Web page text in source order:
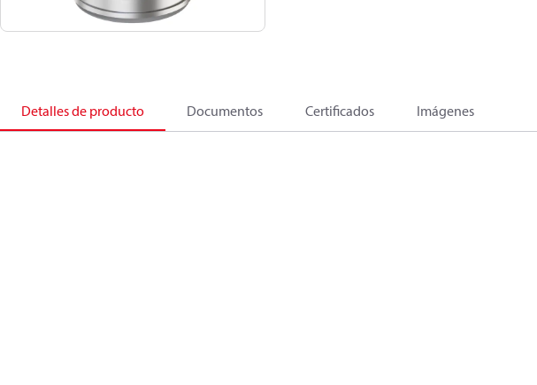
Detalles de producto Documentos Certificados Imágenes